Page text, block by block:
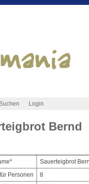
Login
Bernd
Sauerteigbrot
Personen
8